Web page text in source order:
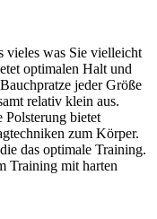
vieles was Sie vielleicht
optimalen Halt und
jeder Größe
relativ klein aus.
Polsterung bietet
zum Körper.
das optimale Training.
Training mit harten